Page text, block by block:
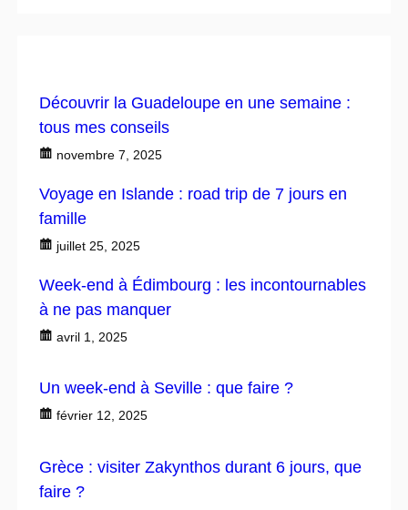
Découvrir la Guadeloupe en une semaine :
tous mes conseils
novembre 7, 2025
Voyage en Islande : road trip de 7 jours en
famille
juillet 25, 2025
Week-end à Édimbourg : les incontournables
à ne pas manquer
avril 1, 2025
Un week-end à Seville : que faire ?
février 12, 2025
Grèce : visiter Zakynthos durant 6 jours, que
faire ?